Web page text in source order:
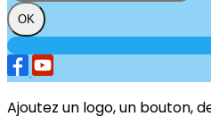
OK
Ajoutez un logo, un bouton,